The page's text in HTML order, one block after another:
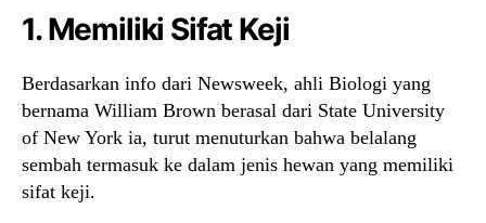
1. Memiliki Sifat Keji
Berdasarkan info dari Newsweek, ahli Biologi yang
bernama William Brown berasal dari State University
of New York ia, turut menuturkan bahwa belalang
sembah termasuk ke dalam jenis hewan yang memiliki
sifat keji.